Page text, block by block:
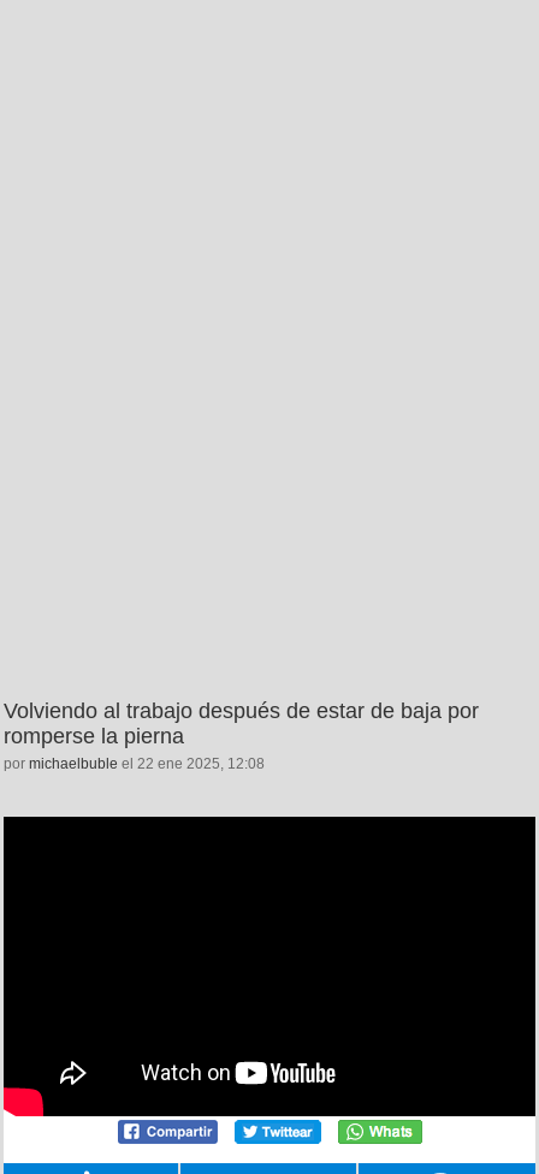
Volviendo al trabajo después de estar de baja por
romperse la pierna
por michaelbuble el 22 ene 2025, 12:08